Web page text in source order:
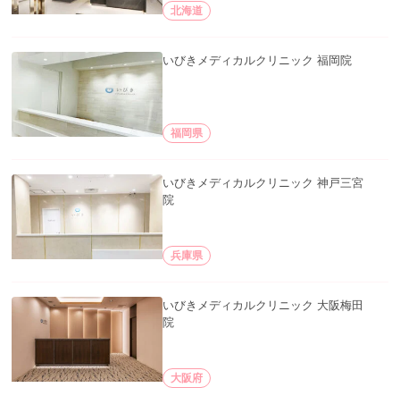
北海道
いびきメディカルクリニック 福岡院
福岡県
いびきメディカルクリニック 神戸三宮
院
兵庫県
いびきメディカルクリニック 大阪梅田
院
大阪府